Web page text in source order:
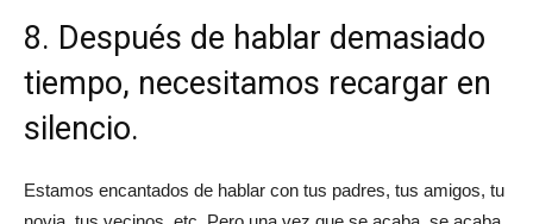
8. Después de hablar demasiado
tiempo, necesitamos recargar en
silencio.
Estamos encantados de hablar con tus padres, tus amigos, tu